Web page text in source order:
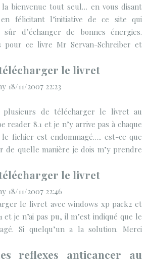
la bienvenue tout seul… en vous disant
félicitant l’initiative de ce site qui
d’échanger de bonnes énergies.
pour ce livre Mr Servan-Schreiber et
le livret
18/11/2007 22:23
plusieurs de télécharger le livret au
reader 8.1 et je n’y arrive pas à chaque
le fichier est endommagé….. est-ce que
de quelle manière je dois m’y prendre
le livret
18/11/2007 22:46
le livret avec windows xp pack2 et
et je n’ai pas pu, il m’est indiqué que le
Si quelqu’un a la solution. Merci
reflexes anticancer au